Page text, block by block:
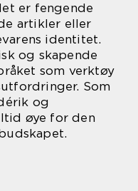
er fengende
artikler eller
identitet.
og skapende
som verktøy
Som
og
øye for den